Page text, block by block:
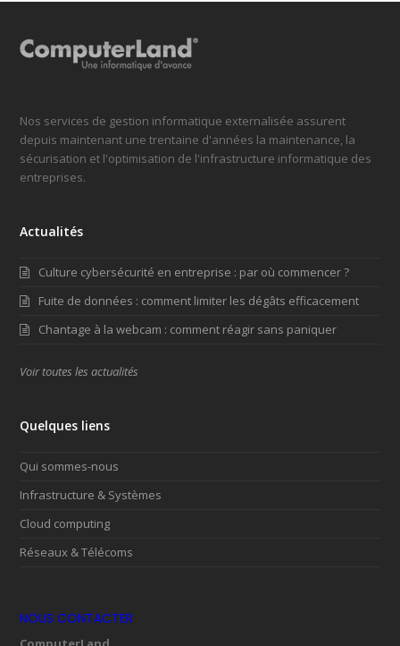
Nos services de gestion informatique externalisée assurent
depuis maintenant une trentaine d'années la maintenance, la
sécurisation et l'optimisation de l'infrastructure informatique des
entreprises.
Actualités
Culture cybersécurité en entreprise : par où commencer ?
Fuite de données : comment limiter les dégâts efficacement
Chantage à la webcam : comment réagir sans paniquer
Voir toutes les actualités
Quelques liens
Qui sommes-nous
Infrastructure & Systèmes
Cloud computing
Réseaux & Télécoms
NOUS CONTACTER